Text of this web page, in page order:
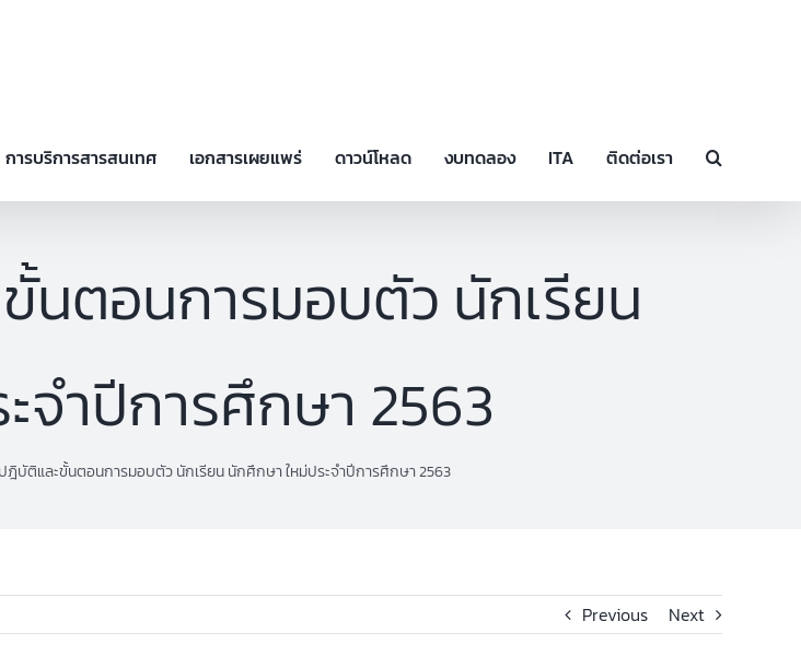
การบริการสารสนเทศ เอกสารเผยแพร่ ดาวน์โหลด งบทดลอง ITA ติดต่อเรา
นตอนการมอบตัว นักเรียน
จำปีการศึกษา 2563
ฎิบัติและขั้นตอนการมอบตัว นักเรียน นักศึกษา ใหม่ประจำปีการศึกษา 2563
Previous Next